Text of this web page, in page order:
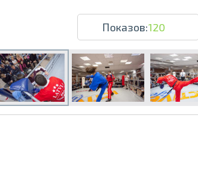
Показов:120